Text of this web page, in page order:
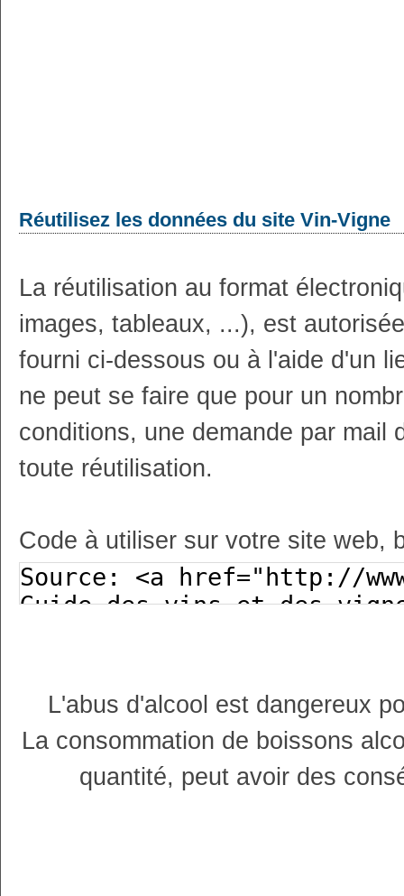
Réutilisez les données du site Vin-Vigne
La réutilisation au format
images, tableaux, ...), est
fourni ci-dessous ou à l'aide d'un
ne peut se faire que pour un
conditions, une demande par mail
toute réutilisation.
Code à utiliser sur votre site web,
L'abus d'alcool est dangereux
La consommation de boissons
quantité, peut avoir des